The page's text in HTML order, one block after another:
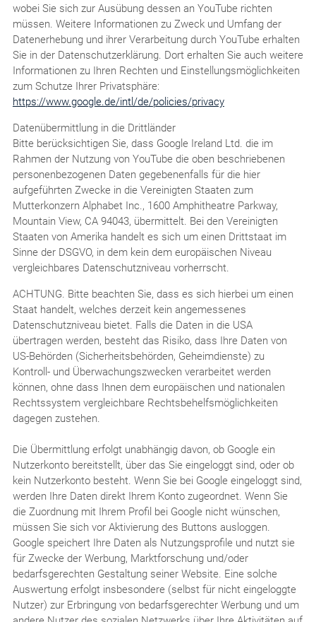
wobei Sie sich zur Ausübung dessen an YouTube richten
müssen. Weitere Informationen zu Zweck und Umfang der
Datenerhebung und ihrer Verarbeitung durch YouTube erhalten
Sie in der Datenschutzerklärung. Dort erhalten Sie auch weitere
Informationen zu Ihren Rechten und Einstellungsmöglichkeiten
zum Schutze Ihrer Privatsphäre:
https://www.google.de/intl/de/policies/privacy
Datenübermittlung in die Drittländer
Bitte berücksichtigen Sie, dass Google Ireland Ltd. die im
Rahmen der Nutzung von YouTube die oben beschriebenen
personenbezogenen Daten gegebenenfalls für die hier
aufgeführten Zwecke in die Vereinigten Staaten zum
Mutterkonzern Alphabet Inc., 1600 Amphitheatre Parkway,
Mountain View, CA 94043, übermittelt. Bei den Vereinigten
Staaten von Amerika handelt es sich um einen Drittstaat im
Sinne der DSGVO, in dem kein dem europäischen Niveau
vergleichbares Datenschutzniveau vorherrscht.
ACHTUNG. Bitte beachten Sie, dass es sich hierbei um einen
Staat handelt, welches derzeit kein angemessenes
Datenschutzniveau bietet. Falls die Daten in die USA
übertragen werden, besteht das Risiko, dass Ihre Daten von
US-Behörden (Sicherheitsbehörden, Geheimdienste) zu
Kontroll- und Überwachungszwecken verarbeitet werden
können, ohne dass Ihnen dem europäischen und nationalen
Rechtssystem vergleichbare Rechtsbehelfsmöglichkeiten
dagegen zustehen.
Die Übermittlung erfolgt unabhängig davon, ob Google ein
Nutzerkonto bereitstellt, über das Sie eingeloggt sind, oder ob
kein Nutzerkonto besteht. Wenn Sie bei Google eingeloggt sind,
werden Ihre Daten direkt Ihrem Konto zugeordnet. Wenn Sie
die Zuordnung mit Ihrem Profil bei Google nicht wünschen,
müssen Sie sich vor Aktivierung des Buttons ausloggen.
Google speichert Ihre Daten als Nutzungsprofile und nutzt sie
für Zwecke der Werbung, Marktforschung und/oder
bedarfsgerechten Gestaltung seiner Website. Eine solche
Auswertung erfolgt insbesondere (selbst für nicht eingeloggte
Nutzer) zur Erbringung von bedarfsgerechter Werbung und um